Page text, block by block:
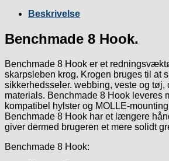
Beskrivelse
Benchmade 8 Hook.
Benchmade 8 Hook er et
skarpsleben krog. Krogen bruges til at
sikkerhedsseler. webbing, veste og tøj,
materials. Benchmade 8 Hook leveres
kompatibel hylster og MOLLE-
Benchmade 8 Hook har et længere
giver dermed brugeren et mere solidt
Benchmade 8 Hook: